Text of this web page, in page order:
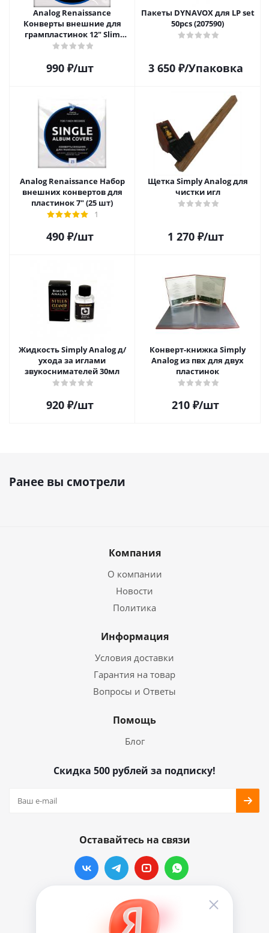
Analog Renaissance
Конверты внешние для
грампластинок 12" Slim
Carton (25 шт)
990 ₽/шт
Пакеты DYNAVOX для LP set
50pcs (207590)
3 650₽/Упаковка
Analog Renaissance Набор
внешних конвертов для
пластинок 7" (25 шт)
1
490 ₽/шт
Щетка Simply Analog для
чистки игл
1 270₽/шт
Жидкость Simply Analog д/
ухода за иглами
звукоснимателей 30мл
920 ₽/шт
Конверт-книжка Simply
Analog из пвх для двух
пластинок
210 ₽/шт
Ранее вы смотрели
Компания
О компании
Новости
Политика
Информация
Условия доставки
Гарантия на товар
Вопросы и Ответы
Помощь
Блог
Скидка 500 рублей за подписку!
Оставайтесь на связи
Наши контакты
info@vinylmarkt.ru